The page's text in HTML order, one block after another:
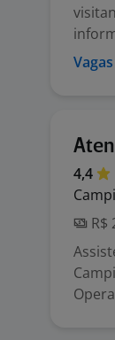
4,4
R$